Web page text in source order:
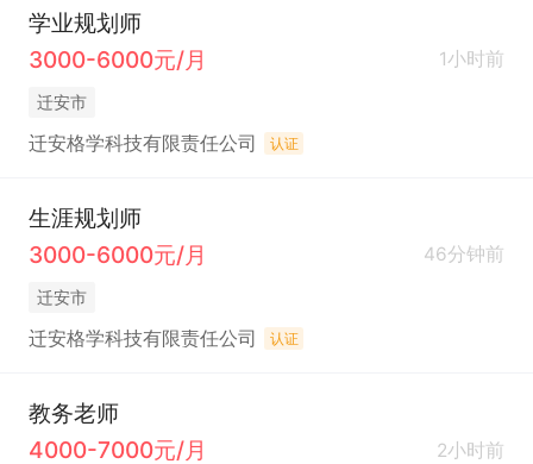
学业规划师
3000-6000元/月
1小时前
迁安市
迁安格学科技有限责任公司 认证
生涯规划师
3000-6000元/月
46分钟前
迁安市
迁安格学科技有限责任公司 认证
教务老师
4000-7000元/月
2小时前